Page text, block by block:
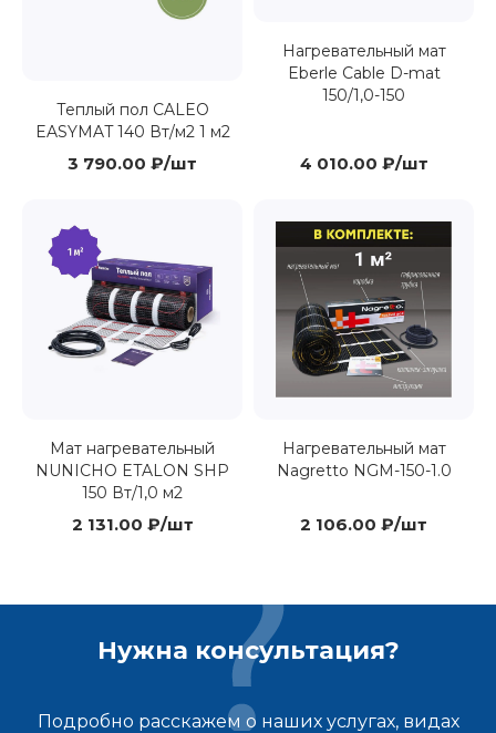
Теплый пол CALEO
EASYMAT 140 Вт/м2 1 м2
3 790.00 ₽/шт
Нагревательный мат
Eberle Cable D-mat
150/1,0-150
4 010.00 ₽/шт
Мат нагревательный
NUNICHO ETALON SHP
150 Вт/1,0 м2
2 131.00 ₽/шт
Нагревательный мат
Nagretto NGM-150-1.0
2 106.00 ₽/шт
Нужна консультация?
Подробно расскажем о наших услугах, видах